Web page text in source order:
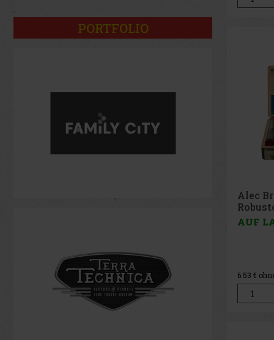
PORTFOLIO
Alec
AUF
6.53 €